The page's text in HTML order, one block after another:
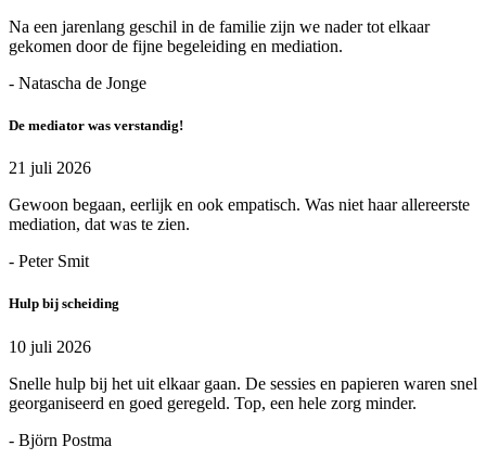
Na een jarenlang geschil in de familie zijn we nader tot elkaar
gekomen door de fijne begeleiding en mediation.
- Natascha de Jonge
De mediator was verstandig!
21 juli 2026
Gewoon begaan, eerlijk en ook empatisch. Was niet haar allereerste
mediation, dat was te zien.
- Peter Smit
Hulp bij scheiding
10 juli 2026
Snelle hulp bij het uit elkaar gaan. De sessies en papieren waren snel
georganiseerd en goed geregeld. Top, een hele zorg minder.
- Björn Postma